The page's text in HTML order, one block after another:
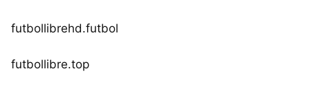
futbollibrehd.futbol
futbollibre.top